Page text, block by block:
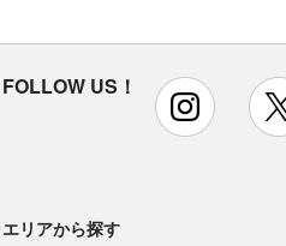
FOLLOW US！ instagram
エリアから探す